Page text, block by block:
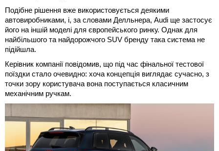
Подібне рішення вже використовується деякими
автовиробниками, і, за словами Делльнера, Audi ще застосує
його на іншій моделі для європейського ринку. Однак для
найбільшого та найдорожчого SUV бренду така система не
підійшла.
Керівник компанії повідомив, що під час фінальної тестової
поїздки стало очевидно: хоча концепція виглядає сучасно, з
точки зору користувача вона поступається класичним
механічним ручкам.